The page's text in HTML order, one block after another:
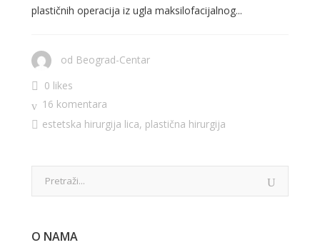
plastičnih operacija iz ugla maksilofacijalnog...
od Beograd-Centar
0 likes
16 komentara
estetska hirurgija lica, plastična hirurgija
O NAMA